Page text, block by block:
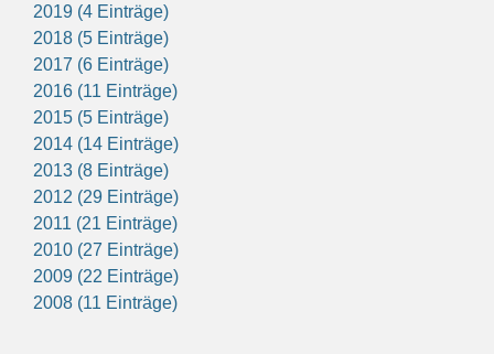
2019 (4 Einträge)
2018 (5 Einträge)
2017 (6 Einträge)
2016 (11 Einträge)
2015 (5 Einträge)
2014 (14 Einträge)
2013 (8 Einträge)
2012 (29 Einträge)
2011 (21 Einträge)
2010 (27 Einträge)
2009 (22 Einträge)
2008 (11 Einträge)